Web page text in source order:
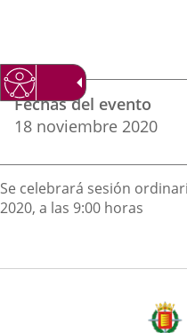
Datos
del
evento
Fechas del evento
18 noviembre 2020
Descripción
Se celebrará sesión
2020, a las 9:00 horas